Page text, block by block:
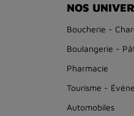
NOS
Boucherie -
Boulangerie -
Pharmacie
Tourisme -
Automobiles